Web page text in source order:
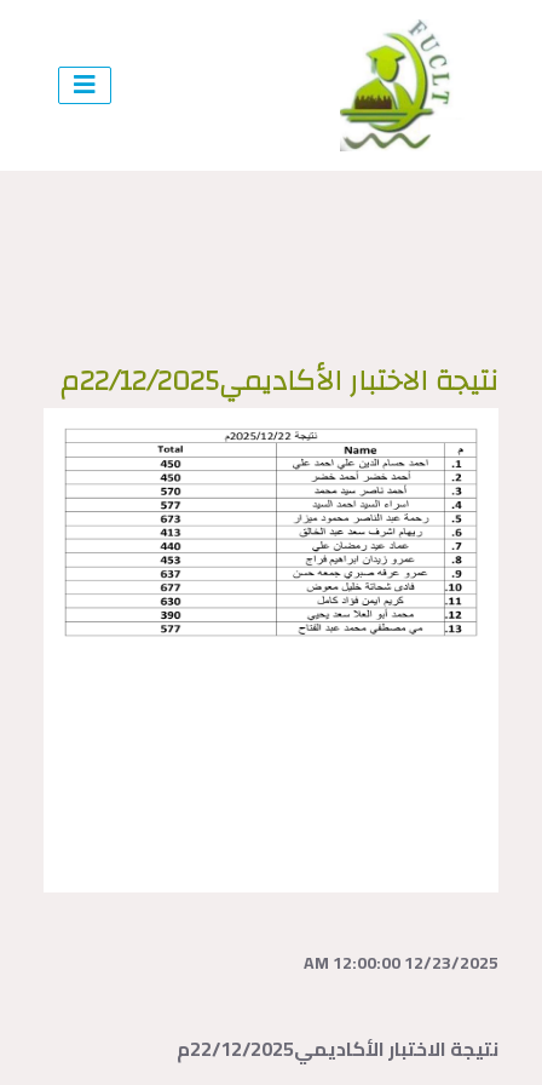
نتيجة الاختبار الأكاديمي22/12/2025م
12/23/2025 12:00:00 AM
نتيجة الاختبار الأكاديمي22/12/2025م